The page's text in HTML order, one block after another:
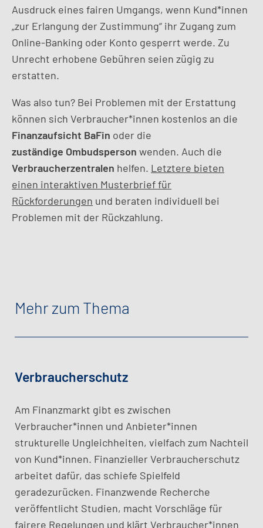
Ausdruck eines fairen Umgangs, wenn Kund*innen
„zur Erlangung der Zustimmung“ ihr Zugang zum
Online-Banking oder Konto gesperrt werde. Zu
Unrecht erhobene Gebühren seien zügig zu
erstatten.
Was also tun? Bei Problemen mit der Erstattung
können sich Verbraucher*innen kostenlos an die
Finanzaufsicht BaFin oder die
zuständige Ombudsperson wenden. Auch die
Verbraucherzentralen helfen. Letztere bieten
einen interaktiven Musterbrief für
Rückforderungen und beraten individuell bei
Problemen mit der Rückzahlung.
Mehr zum Thema
Verbraucherschutz
Am Finanzmarkt gibt es zwischen
Verbraucher*innen und Anbieter*innen
strukturelle Ungleichheiten, vielfach zum Nachteil
von Kund*innen. Finanzieller Verbraucherschutz
arbeitet dafür, das schiefe Spielfeld
geradezurücken. Finanzwende Recherche
veröffentlicht Studien, macht Vorschläge für
fairere Regelungen und klärt Verbraucher*innen